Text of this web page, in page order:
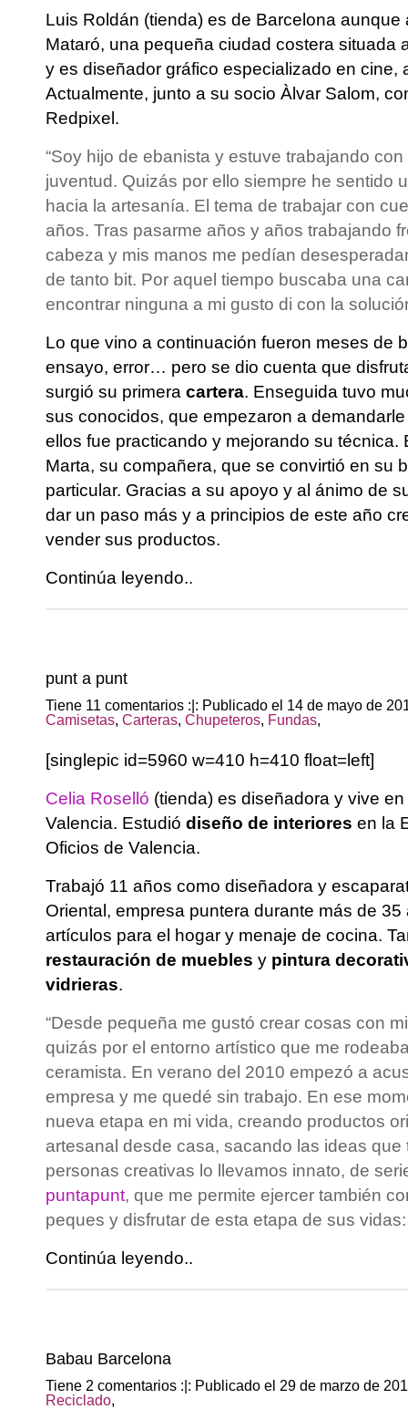
Luis Roldán (tienda) es de Barcelona
Mataró, una pequeña ciudad costera situada
y es diseñador gráfico especializado en cine,
Actualmente, junto a su socio Àlvar Salom,
Redpixel.
“Soy hijo de ebanista y estuve trabajando
juventud. Quizás por ello siempre he sentido
hacia la artesanía. El tema de trabajar con
años. Tras pasarme años y años trabajando
cabeza y mis manos me pedían
de tanto bit. Por aquel tiempo buscaba una
encontrar ninguna a mi gusto di con la
Lo que vino a continuación fueron meses de
ensayo, error… pero se dio cuenta que
surgió su primera cartera. Enseguida tuvo
sus conocidos, que empezaron a
ellos fue practicando y mejorando su técnica.
Marta, su compañera, que se convirtió en su
particular. Gracias a su apoyo y al ánimo de
dar un paso más y a principios de este año
vender sus productos.
Continúa leyendo..
punt a punt
Tiene 11 comentarios :|: Publicado el 14 de mayo de
Camisetas, Carteras, Chupeteros, Fundas,
[singlepic id=5960 w=410 h=410 float=left]
Celia Roselló (tienda) es diseñadora y vive
Valencia. Estudió diseño de interiores en la
Oficios de Valencia.
Trabajó 11 años como diseñadora y
Oriental, empresa puntera durante más de
artículos para el hogar y menaje de cocina.
restauración de muebles y pintura
vidrieras.
“Desde pequeña me gustó crear cosas con
quizás por el entorno artístico que me
ceramista. En verano del 2010 empezó a
empresa y me quedé sin trabajo. En ese
nueva etapa en mi vida, creando productos
artesanal desde casa, sacando las ideas que
personas creativas lo llevamos innato, de
puntapunt, que me permite ejercer también
peques y disfrutar de esta etapa de sus vidas:
Continúa leyendo..
Babau Barcelona
Tiene 2 comentarios :|: Publicado el 29 de marzo de
Reciclado,